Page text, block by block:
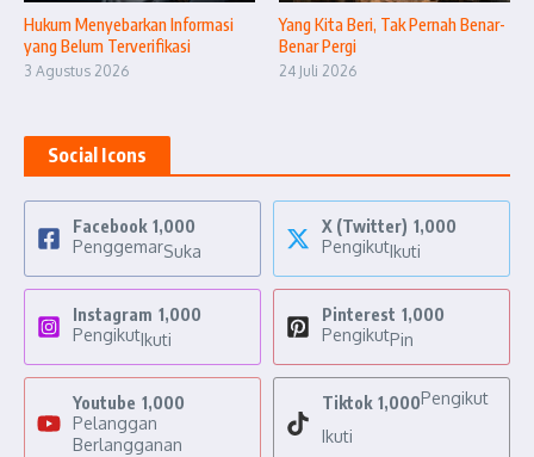
Hukum Menyebarkan Informasi
yang Belum Terverifikasi
3 Agustus 2026
Yang Kita Beri, Tak Pernah Benar-
Benar Pergi
24 Juli 2026
Social Icons
Facebook 1,000
PenggemarSuka
X (Twitter) 1,000
PengikutIkuti
Instagram 1,000
PengikutIkuti
Pinterest 1,000
PengikutPin
Youtube 1,000
Pelanggan
Berlangganan
Tiktok 1,000Pengikut
Ikuti